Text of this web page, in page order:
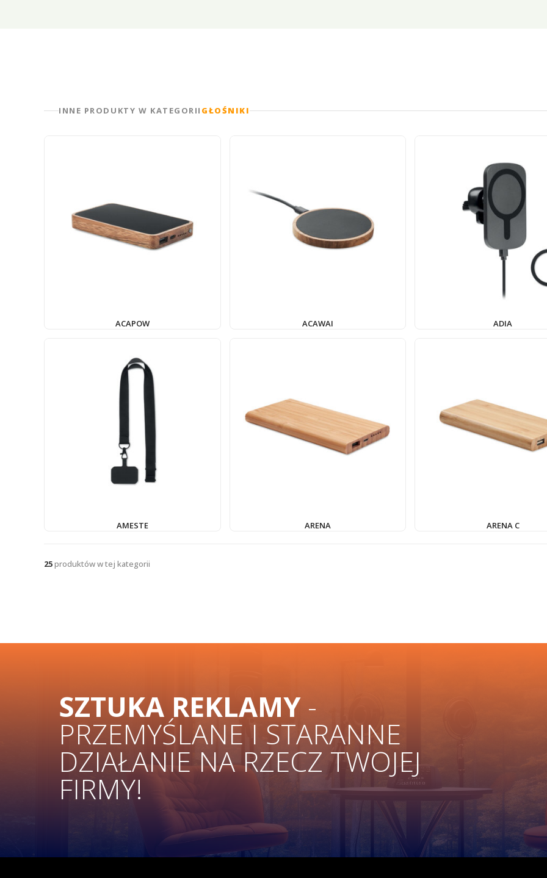
INNE PRODUKTY W KATEGORII GŁOŚNIKI
ACAPOW ACAWAI ADIA
AMESTE ARENA ARENA C
25produktów w tej kategorii
SZTUKA REKLAMY-
PRZEMYŚLANE I STARANNE
DZIAŁANIE NA RZECZ TWOJEJ
FIRMY!